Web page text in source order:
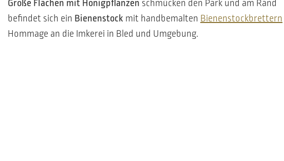
Große Flächen mit Honigpflanzen schmücken den Park und am Rand
befindet sich ein Bienenstock mit handbemalten Bienenstockbrettern
Hommage an die Imkerei in Bled und Umgebung.